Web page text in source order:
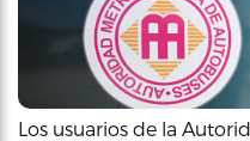
Los usuarios de la